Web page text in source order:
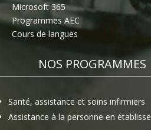
Microsoft 365
Programmes AEC
Cours de langues
NOS PROGRAMMES
Santé, assistance et soins infirmiers
Assistance à la personne en